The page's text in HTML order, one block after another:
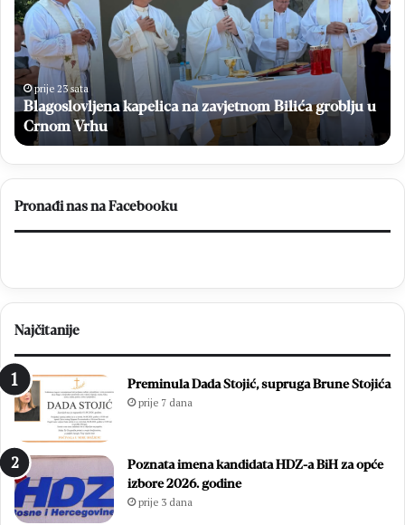
zavjetnom
Bilića
groblju
u
Crnom
Vrhu
prije 23 sata
Blagoslovljena kapelica na zavjetnom Bilića groblju u
Crnom Vrhu
Pronađi nas na Facebooku
Najčitanije
Preminula Dada Stojić, supruga Brune Stojića
prije 7 dana
Poznata imena kandidata HDZ-a BiH za opće
izbore 2026. godine
prije 3 dana